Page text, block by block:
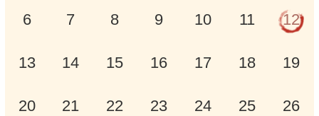
6 7 8 9 10 11 12
13 14 15 16 17 18 19
20 21 22 23 24 25 26